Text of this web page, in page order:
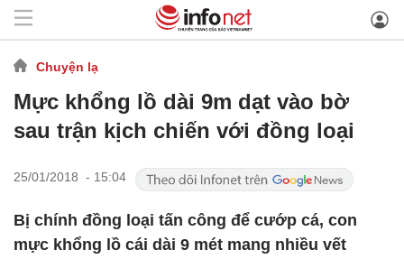
Chuyện lạ
Mực khổng lồ dài 9m dạt vào bờ
sau trận kịch chiến với đồng loại
25/01/2018 - 15:04
Bị chính đồng loại tấn công để cướp cá, con
mực khổng lồ cái dài 9 mét mang nhiều vết